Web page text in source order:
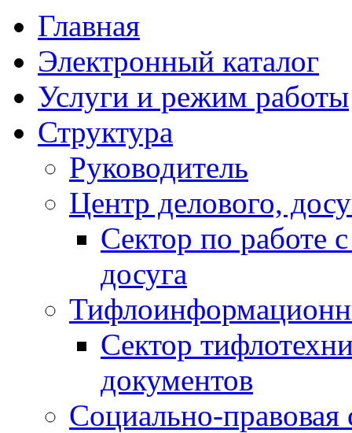
Главная
Электронный каталог
Услуги и режим работы
Структура
Руководитель
Центр делового,
Сектор по работе
досуга
Сектор
документов
Социально-правовая